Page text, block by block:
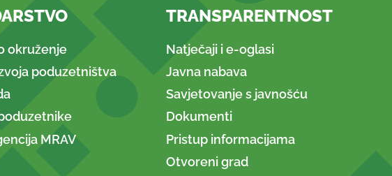
okruženje
poduzetništva
MRAV
TRANSPARENTNOST
Natječaji i e-oglasi
Javna nabava
Savjetovanje s javnošću
Dokumenti
Pristup informacijama
Otvoreni grad